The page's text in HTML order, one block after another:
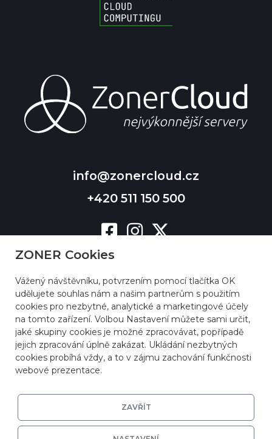
info@zonercloud.cz
+420 511 150 500
ZONER Cookies
Vážený návštěvníku, potvrzením pomocí tlačítka OK
udělujete souhlas nám a našim partnerům s použitím
cookies pro nezbytné, analytické a marketingové účely
na tomto zařízení. Volbou Nastavení můžete sami určit,
jaké skupiny cookies je možné zpracovávat, popřípadě
jejich zpracování úplně zakázat. Ukládání nezbytných
cookies probíhá vždy, a to v zájmu zachování funkčnosti
webové prezentace.
ZAVŘÍT